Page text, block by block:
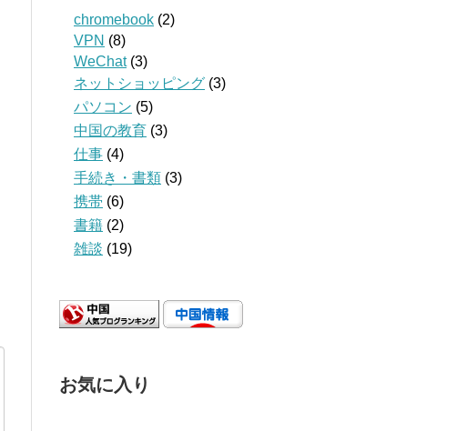
chromebook (2)
VPN (8)
WeChat(3)
ネットショッピング (3)
パソコン (5)
中国の教育 (3)
仕事 (4)
手続き・書類 (3)
携帯 (6)
書籍 (2)
雑談 (19)
お気に入り